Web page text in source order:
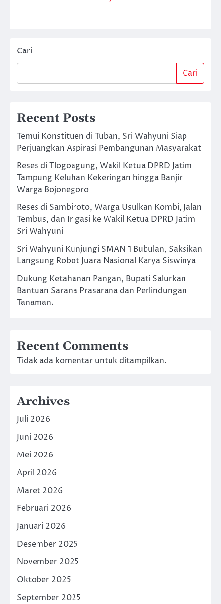
Cari
Cari
Recent Posts
Temui Konstituen di Tuban, Sri Wahyuni Siap
Perjuangkan Aspirasi Pembangunan Masyarakat
Reses di Tlogoagung, Wakil Ketua DPRD Jatim
Tampung Keluhan Kekeringan hingga Banjir
Warga Bojonegoro
Reses di Sambiroto, Warga Usulkan Kombi, Jalan
Tembus, dan Irigasi ke Wakil Ketua DPRD Jatim
Sri Wahyuni
Sri Wahyuni Kunjungi SMAN 1 Bubulan, Saksikan
Langsung Robot Juara Nasional Karya Siswinya
Dukung Ketahanan Pangan, Bupati Salurkan
Bantuan Sarana Prasarana dan Perlindungan
Tanaman.
Recent Comments
Tidak ada komentar untuk ditampilkan.
Archives
Juli 2026
Juni 2026
Mei 2026
April 2026
Maret 2026
Februari 2026
Januari 2026
Desember 2025
November 2025
Oktober 2025
September 2025